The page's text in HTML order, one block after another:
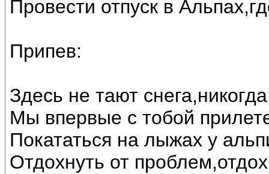
Провести отпуск в
Припев:
Здесь не тают
Мы впервые с тобой
Покататься на лыжах у
Отдохнуть от